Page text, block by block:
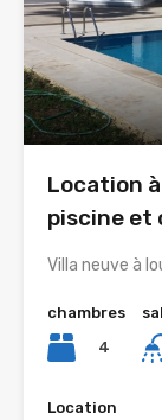
Location
piscine et
Villa neuve à
chambres
4
Location